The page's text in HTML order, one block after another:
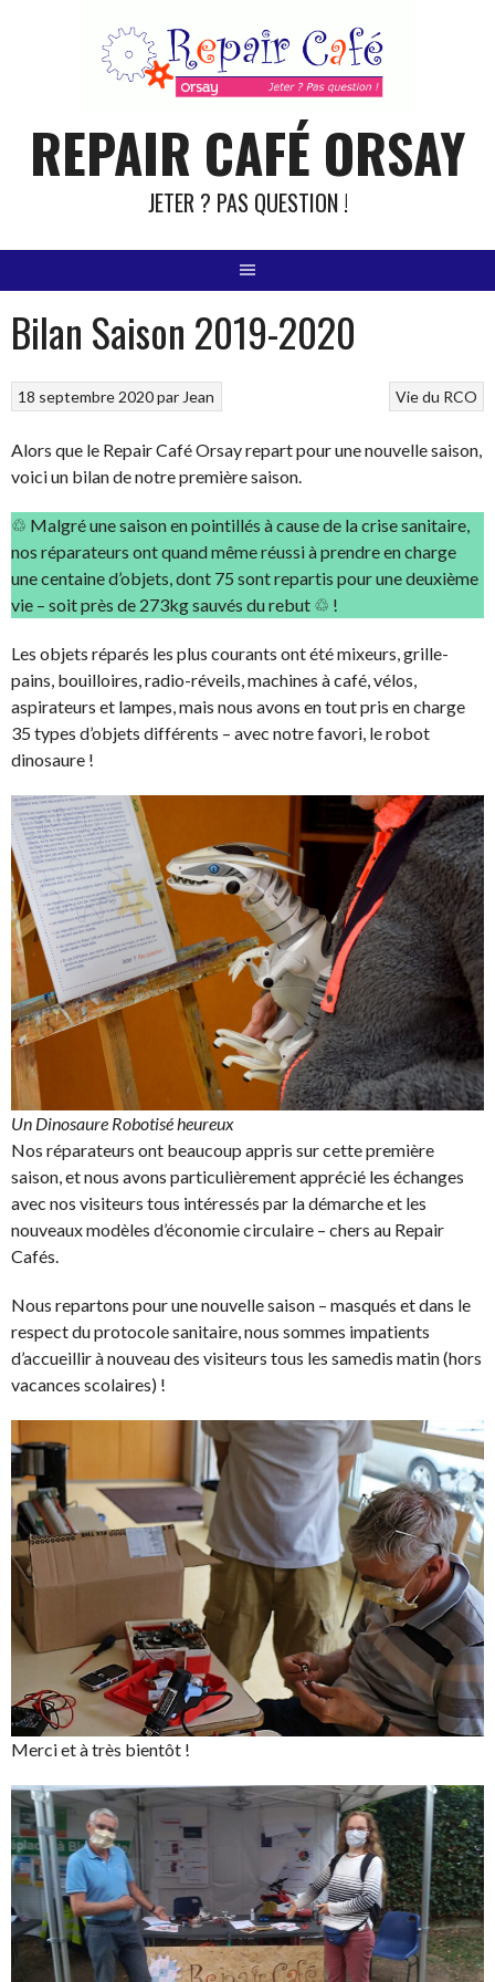
REPAIR CAFÉ ORSAY
JETER ? PAS QUESTION !
Bilan Saison 2019-2020
Vie du RCO
18 septembre 2020par Jean
Alors que le Repair Café Orsay repart pour une nouvelle saison,
voici un bilan de notre première saison.
♲ Malgré une saison en pointillés à cause de la crise sanitaire,
nos réparateurs ont quand même réussi à prendre en charge
une centaine d’objets, dont 75 sont repartis pour une deuxième
vie – soit près de 273kg sauvés du rebut ♲ !
Les objets réparés les plus courants ont été mixeurs, grille-
pains, bouilloires, radio-réveils, machines à café, vélos,
aspirateurs et lampes, mais nous avons en tout pris en charge
35 types d’objets différents – avec notre favori, le robot
dinosaure !
Un Dinosaure Robotisé heureux
Nos réparateurs ont beaucoup appris sur cette première
saison, et nous avons particulièrement apprécié les échanges
avec nos visiteurs tous intéressés par la démarche et les
nouveaux modèles d’économie circulaire – chers au Repair
Cafés.
Nous repartons pour une nouvelle saison – masqués et dans le
respect du protocole sanitaire, nous sommes impatients
d’accueillir à nouveau des visiteurs tous les samedis matin (hors
vacances scolaires) !
Merci et à très bientôt !